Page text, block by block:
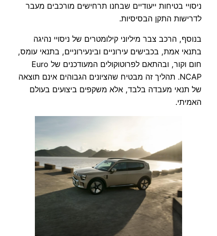
ניסויי בטיחות ייעודיים שבחנו תרחישים מורכבים מעבר
לדרישות התקן הבסיסיות.
בנוסף, הרכב צבר מיליוני קילומטרים של ניסויי נהיגה
בתנאי אמת, בכבישים עירוניים ובינעירוניים, בתנאי עומס,
חום וקור, ובהתאם לפרוטוקולים המעודכנים של Euro
NCAP. תהליך זה מבטיח שהציונים הגבוהים אינם תוצאה
של תנאי מעבדה בלבד, אלא משקפים ביצועים בעולם
האמיתי.